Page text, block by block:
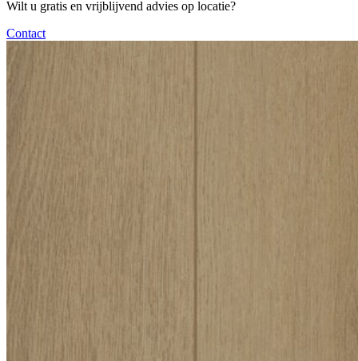
Wilt u gratis en vrijblijvend advies op locatie?
Contact